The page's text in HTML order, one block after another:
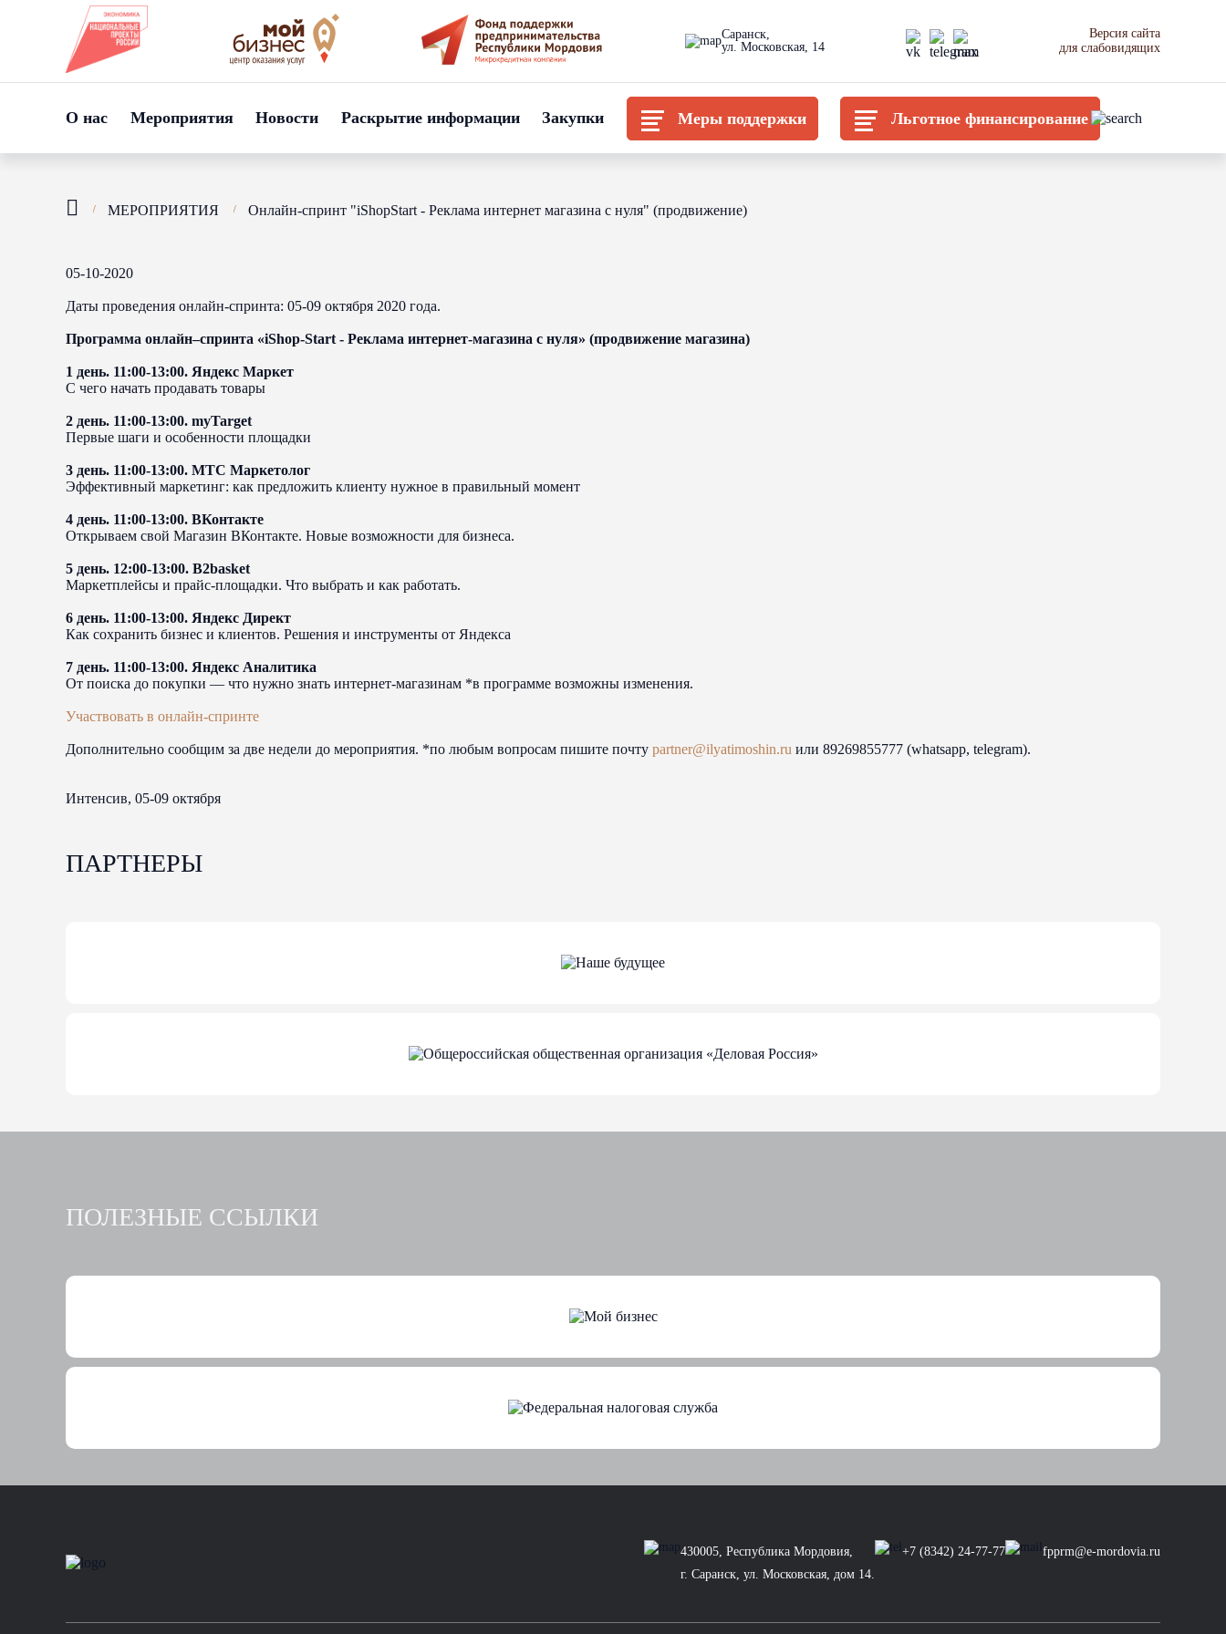
Саранск,
ул. Московская, 14
Версия сайта
для слабовидящих
О нас Мероприятия Новости Раскрытие информации Закупки Меры поддержки Льготное финансирование
МЕРОПРИЯТИЯ Онлайн-спринт "iShopStart - Реклама интернет магазина с нуля" (продвижение)
05-10-2020
Даты проведения онлайн-спринта: 05-09 октября 2020 года.
Программа онлайн–спринта «iShop-Start - Реклама интернет-магазина с нуля» (продвижение магазина)
1 день. 11:00-13:00. Яндекс Маркет
С чего начать продавать товары
2 день. 11:00-13:00. myTarget
Первые шаги и особенности площадки
3 день. 11:00-13:00. МТС Маркетолог
Эффективный маркетинг: как предложить клиенту нужное в правильный момент
4 день. 11:00-13:00. ВКонтакте
Открываем свой Магазин ВКонтакте. Новые возможности для бизнеса.
5 день. 12:00-13:00. B2basket
Маркетплейсы и прайс-площадки. Что выбрать и как работать.
6 день. 11:00-13:00. Яндекс Директ
Как сохранить бизнес и клиентов. Решения и инструменты от Яндекса
7 день. 11:00-13:00. Яндекс Аналитика
От поиска до покупки — что нужно знать интернет-магазинам *в программе возможны изменения.
Участвовать в онлайн-спринте
Дополнительно сообщим за две недели до мероприятия. *по любым вопросам пишите почту partner@ilyatimoshin.ru или 89269855777 (whatsapp, telegram).
Интенсив, 05-09 октября
ПАРТНЕРЫ
ПОЛЕЗНЫЕ ССЫЛКИ
430005, Республика Мордовия,
г. Саранск, ул. Московская, дом 14.
+7 (8342) 24-77-77 fpprm@e-mordovia.ru